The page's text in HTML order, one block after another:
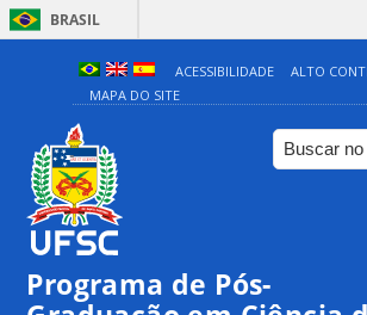
BRASIL
ACESSIBILIDADE
ALTO
MAPA DO SITE
Programa de Pós-